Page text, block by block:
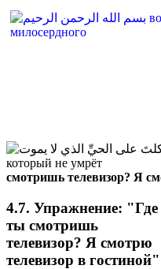
смотришь телевизор? Я
4.7. Упражнение: "Где
ты смотришь
телевизор? Я смотрю
телевизор в гостиной"